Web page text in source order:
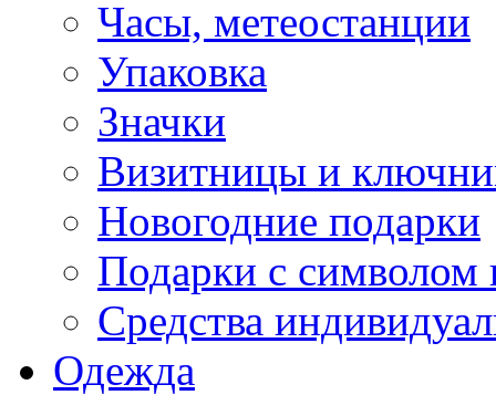
Часы, метеостанции
Упаковка
Значки
Визитницы и
Новогодние подарки
Подарки с символом
Средства
Одежда